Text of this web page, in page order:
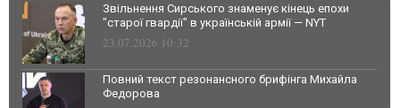
Звільнення Сирського знаменує кінець епохи
"старої гвардії" в українській армії — NYT
23.07.2026 10:32
Повний текст резонансного брифінга Михайла
Федорова